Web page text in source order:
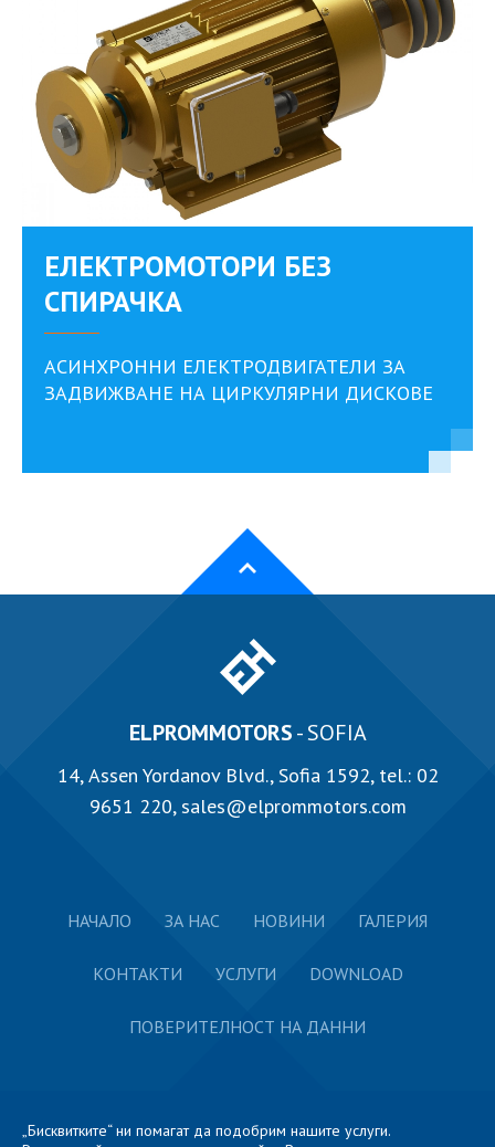
EЛЕКТРОМОТОРИ БЕЗ
СПИРАЧКА
АСИНХРОННИ ЕЛЕКТРОДВИГАТЕЛИ ЗА
ЗАДВИЖВАНЕ НА ЦИРКУЛЯРНИ ДИСКОВЕ
ELPROMMOTORS- SOFIA
14, Аssen Yordanov Blvd., Sofia 1592, tel.: 02
9651 220,sales@elprommotors.com
НАЧАЛО ЗА НАС НОВИНИ ГАЛЕРИЯ
КОНТАКТИ УСЛУГИ DOWNLOAD
ПОВЕРИТЕЛНОСТ НА ДАННИ
„Бисквитките“ ни помагат да подобрим нашите услуги.